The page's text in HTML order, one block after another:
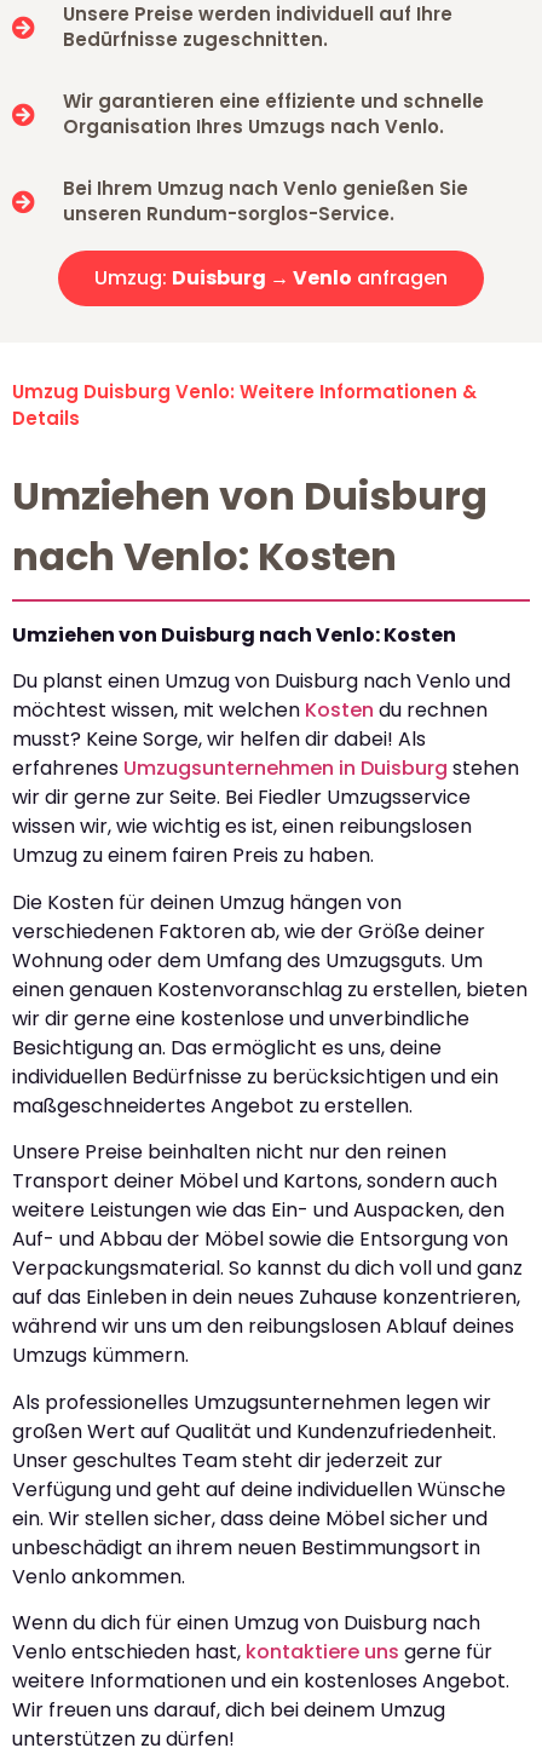
Unsere Preise werden individuell auf Ihre
Bedürfnisse zugeschnitten.
Wir garantieren eine effiziente und schnelle
Organisation Ihres Umzugs nach Venlo.
Bei Ihrem Umzug nach Venlo genießen Sie
unseren Rundum-sorglos-Service.
Umzug: Duisburg → Venlo anfragen
Umzug Duisburg Venlo: Weitere Informationen &
Details
Umziehen von Duisburg
nach Venlo: Kosten
Umziehen von Duisburg nach Venlo: Kosten
Du planst einen Umzug von Duisburg nach Venlo und
möchtest wissen, mit welchen Kosten du rechnen
musst? Keine Sorge, wir helfen dir dabei! Als
erfahrenes Umzugsunternehmen in Duisburg stehen
wir dir gerne zur Seite. Bei Fiedler Umzugsservice
wissen wir, wie wichtig es ist, einen reibungslosen
Umzug zu einem fairen Preis zu haben.
Die Kosten für deinen Umzug hängen von
verschiedenen Faktoren ab, wie der Größe deiner
Wohnung oder dem Umfang des Umzugsguts. Um
einen genauen Kostenvoranschlag zu erstellen, bieten
wir dir gerne eine kostenlose und unverbindliche
Besichtigung an. Das ermöglicht es uns, deine
individuellen Bedürfnisse zu berücksichtigen und ein
maßgeschneidertes Angebot zu erstellen.
Unsere Preise beinhalten nicht nur den reinen
Transport deiner Möbel und Kartons, sondern auch
weitere Leistungen wie das Ein- und Auspacken, den
Auf- und Abbau der Möbel sowie die Entsorgung von
Verpackungsmaterial. So kannst du dich voll und ganz
auf das Einleben in dein neues Zuhause konzentrieren,
während wir uns um den reibungslosen Ablauf deines
Umzugs kümmern.
Als professionelles Umzugsunternehmen legen wir
großen Wert auf Qualität und Kundenzufriedenheit.
Unser geschultes Team steht dir jederzeit zur
Verfügung und geht auf deine individuellen Wünsche
ein. Wir stellen sicher, dass deine Möbel sicher und
unbeschädigt an ihrem neuen Bestimmungsort in
Venlo ankommen.
Wenn du dich für einen Umzug von Duisburg nach
Venlo entschieden hast, kontaktiere uns gerne für
weitere Informationen und ein kostenloses Angebot.
Wir freuen uns darauf, dich bei deinem Umzug
unterstützen zu dürfen!